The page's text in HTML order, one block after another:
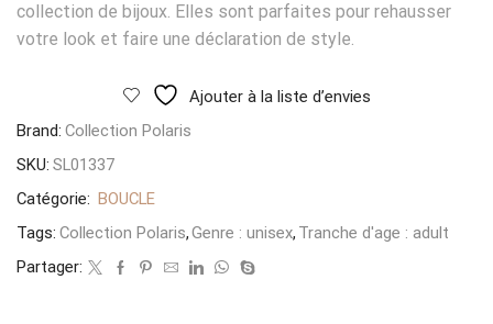
collection de bijoux. Elles sont parfaites pour rehausser
votre look et faire une déclaration de style.
Ajouter à la liste d’envies
Brand: Collection Polaris
SKU: SL01337
Catégorie: BOUCLE
Tags: Collection Polaris,Genre : unisex, Tranche d'age : adult
Partager: